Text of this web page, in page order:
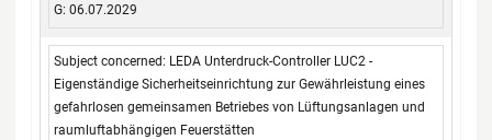
G: 06.07.2029
LEDA Unterdruck-Controller LUC2 -
Eigenständige Sicherheitseinrichtung zur Gewährleistung eines
gefahrlosen gemeinsamen Betriebes von Lüftungsanlagen und
raumluftabhängigen Feuerstätten